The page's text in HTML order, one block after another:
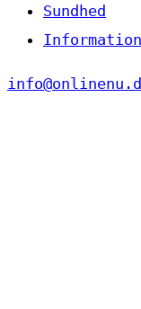
Sundhed
Information